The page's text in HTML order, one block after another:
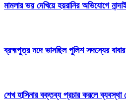
মামলার ভয় দেখিয়ে হয়রানির অভিযোগে
ব্রহ্মপুত্র নদে ভাসছিল পুলিশ সদস্যের
শেখ হাসিনার বক্তব্য প্রচার করলে ব্যবস্থা